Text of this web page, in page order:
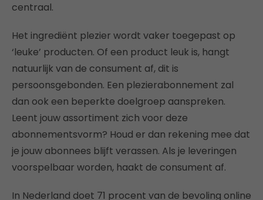
centraal.
Het ingrediënt plezier wordt vaker toegepast op
‘leuke’ producten. Of een product leuk is, hangt
natuurlijk van de consument af, dit is
persoonsgebonden. Een plezierabonnement zal
dan ook een beperkte doelgroep aanspreken.
Leent jouw assortiment zich voor deze
abonnementsvorm? Houd er dan rekening mee dat
je jouw abonnees blijft verassen. Als je leveringen
voorspelbaar worden, haakt de consument af.
In Nederland doet 71 procent van de bevoling online